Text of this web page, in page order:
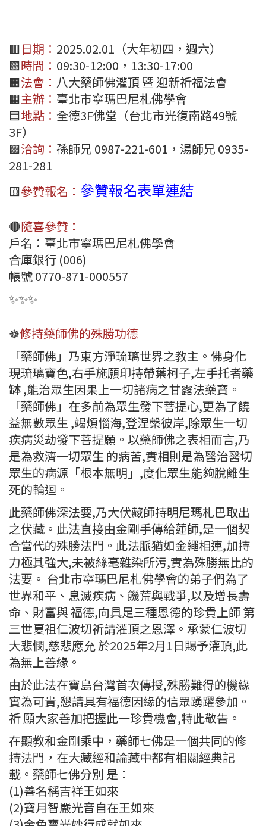
🟥日期： 2025.02.01（大年初四，週六）
🟩時間： 09:30-12:00，13:30-17:00
🟧法會： 八大藥師佛灌頂 暨 迎新祈福法會
🟧主辦： 臺北市寧瑪巴尼札佛學會
🟦地點： 全德3F佛堂（台北市光復南路49號
3F）
🟪洽詢： 孫師兄 0987-221-601，湯師兄 0935-
281-281
🟨參贊報名： 參贊報名表單連結
🔴隨喜參贊：
戶名：臺北市寧瑪巴尼札佛學會
合庫銀行 (006)
帳號 0770-871-000557
✨️✨✨️
☸️️修持藥師佛的殊勝功德
「藥師佛」乃東方淨琉璃世界之教主。佛身化
現琉璃寶色,右手施願印持帶葉柯子,左手托者藥
缽 ,能治眾生因果上一切諸病之甘露法藥寶。
「藥師佛」在多前為眾生發下菩提心,更為了饒
益無數眾生 ,竭煩惱海,登涅槃彼岸,除眾生一切
疾病災劫發下菩提願。以藥師佛之表相而言,乃
是為救濟一切眾生 的病苦,實相則是為醫治醫切
眾生的病源「根本無明」,度化眾生能夠脫離生
死的輪迴。
此藥師佛深法要,乃大伏藏師持明尼瑪札巴取出
之伏藏。此法直接由金剛手傳給蓮師,是一個契
合當代的殊勝法門。此法脈猶如金繩相連,加持
力極其強大,未被絲毫雜染所污,實為殊勝無比的
法要。 台北市寧瑪巴尼札佛學會的弟子們為了
世界和平、息滅疾病、饑荒與戰爭,以及增長壽
命、財富與 福德,向具足三種恩德的珍貴上師 第
三世夏祖仁波切祈請灌頂之恩澤。承蒙仁波切
大悲憫,慈悲應允 於2025年2月1日賜予灌頂,此
為無上善緣。
由於此法在寶島台灣首次傳授,殊勝難得的機緣
實為可貴,懇請具有福德因緣的信眾踴躍參加。
祈 願大家善加把握此一珍貴機會,特此敬告。
在顯教和金剛乘中，藥師七佛是一個共同的修
持法門，在大藏經和論藏中都有相關經典記
載。藥師七佛分別 是：
(1)善名稱吉祥王如來
(2)寶月智嚴光音自在王如來